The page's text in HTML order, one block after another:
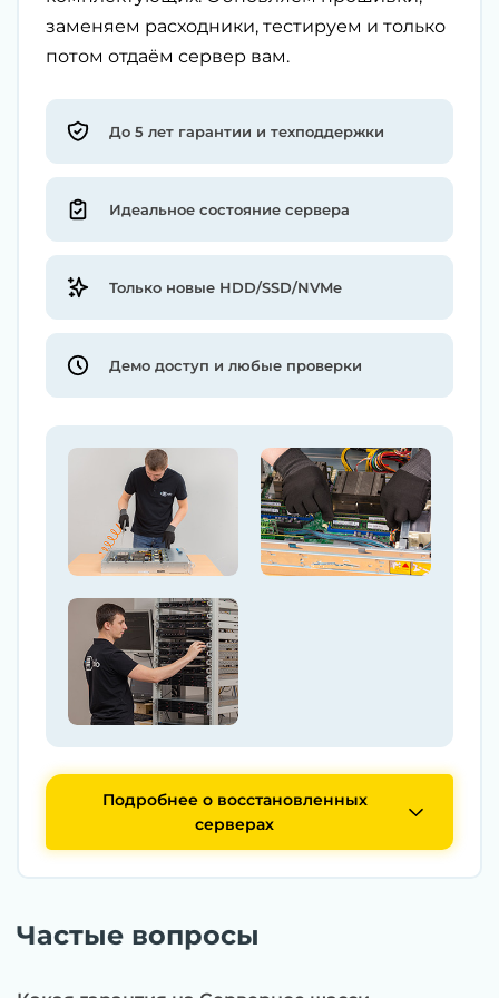
заменяем расходники, тестируем и только
потом отдаём сервер вам.
До 5 лет гарантии и техподдержки
Идеальное состояние сервера
Только новые HDD/SSD/NVMe
Демо доступ и любые проверки
Подробнее о восстановленных
серверах
Частые вопросы